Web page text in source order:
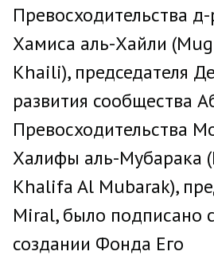
Превосходительства
Хамиса аль-Хайли
Khaili), председателя
развития сообщества
Превосходительства
Халифы аль-Мубарака
Khalifa Al Mubarak),
Miral, было подписано
создании Фонда Его